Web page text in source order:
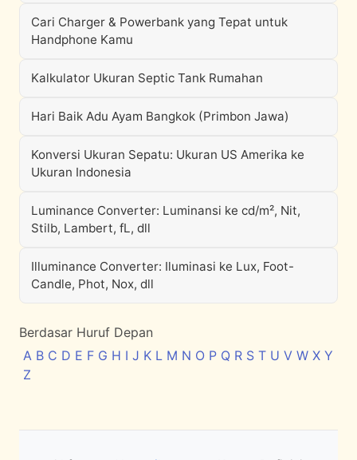
Cari Charger & Powerbank yang Tepat untuk
Handphone Kamu
Kalkulator Ukuran Septic Tank Rumahan
Hari Baik Adu Ayam Bangkok (Primbon Jawa)
Konversi Ukuran Sepatu: Ukuran US Amerika ke
Ukuran Indonesia
Luminance Converter: Luminansi ke cd/m², Nit,
Stilb, Lambert, fL, dll
Illuminance Converter: Iluminasi ke Lux, Foot-
Candle, Phot, Nox, dll
Berdasar Huruf Depan
A B C D E F G H I J K L M N O P Q R S T U V W X Y
Z